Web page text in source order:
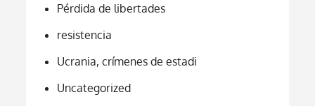
Pérdida de libertades
resistencia
Ucrania, crímenes de estadi
Uncategorized